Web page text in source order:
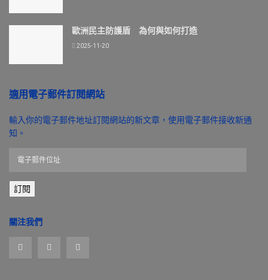
歐洲民主防護盾 為何與如何打造
2025-11-20
適用電子郵件訂閱網站
輸入你的電子郵件地址訂閱網站的新文章，使用電子郵件接收新通
知。
郵
件
址
訂閱
關注我們